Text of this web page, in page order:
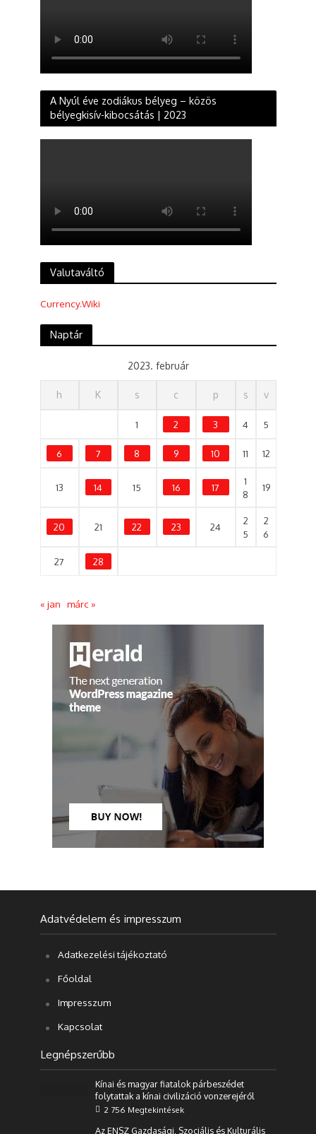
A Nyúl éve zodiákus bélyeg – közös
bélyegkisív-kibocsátás | 2023
Valutaváltó
Currency.Wiki
Naptár
2023. február
h K s c p s v
1 2 3 4 5
6 7 8 9 10 11 12
13 14 15 16 17
1
8
19
20 21 22 23 24
2
5
2
6
27 28
« jan márc »
Adatvédelem és impresszum
Adatkezelési tájékoztató
Főoldal
Impresszum
Kapcsolat
Legnépszerűbb
Kínai és magyar fiatalok párbeszédet
folytattak a kínai civilizáció vonzerejéről
2 756 Megtekintések
Az ENSZ Gazdasági, Szociális és Kulturális